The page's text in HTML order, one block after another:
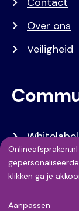
Over ons
Veiligheid
Whitelabel
Developers
API
Referenties
Gebruik
van
klikken ga je
Aanpassen